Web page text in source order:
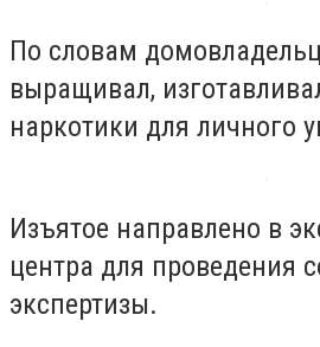
По словам
выращивал,
наркотики для личного
Изъятое направлено в
центра для проведения
экспертизы.